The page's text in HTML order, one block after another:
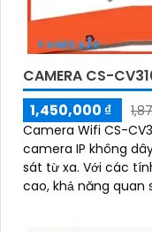
CAMERA CS-
1,450,000 ₫
Camera Wifi CS-
camera IP không
sát từ xa. Với các tính năng nổi bật như độ phân giải
cao, khả năng quan